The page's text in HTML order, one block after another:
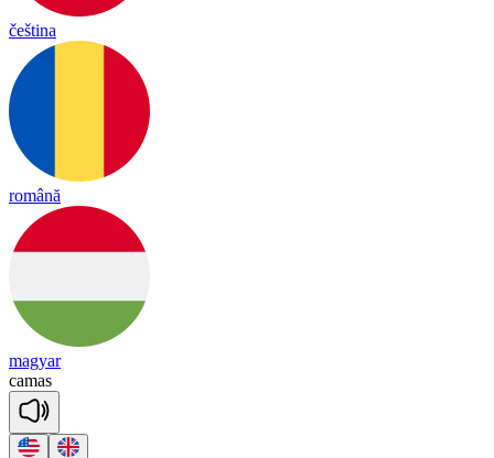
čeština
română
magyar
camas